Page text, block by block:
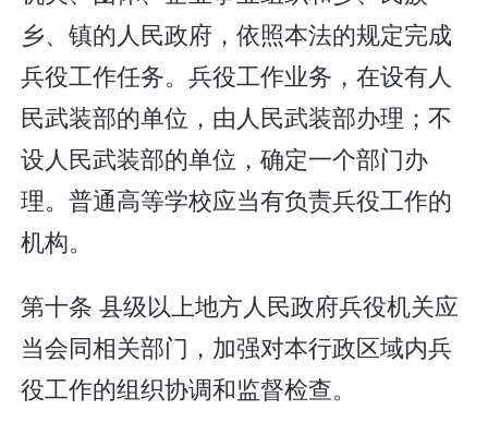
乡、镇的人民政府，依照本法的规定完成
兵役工作任务。兵役工作业务，在设有人
民武装部的单位，由人民武装部办理；不
设人民武装部的单位，确定一个部门办
理。普通高等学校应当有负责兵役工作的
机构。
第十条 县级以上地方人民政府兵役机关应
当会同相关部门，加强对本行政区域内兵
役工作的组织协调和监督检查。